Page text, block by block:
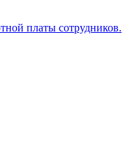
платы сотрудников.